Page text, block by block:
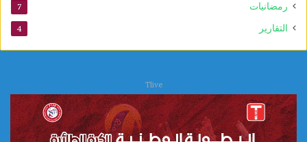
رمضانيات 7
التقارير 4
Tlive